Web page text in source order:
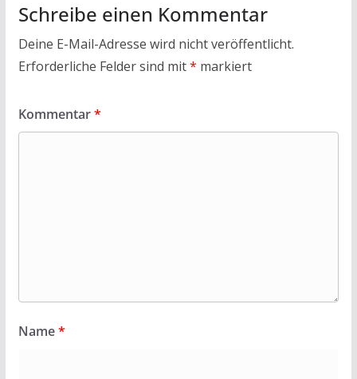
Schreibe einen Kommentar
Deine E-Mail-Adresse wird nicht veröffentlicht.
Erforderliche Felder sind mit* markiert
Kommentar*
Name*